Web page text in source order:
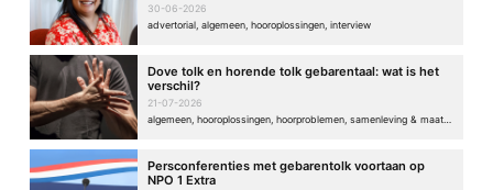
30-06-2026
advertorial, algemeen, hooroplossingen, interview
Dove tolk en horende tolk gebarentaal: wat is het
verschil?
21-07-2026
Persconferenties met gebarentolk voortaan op
NPO 1 Extra